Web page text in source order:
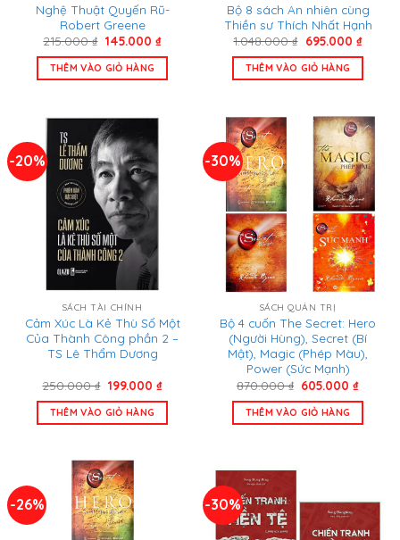
Nghệ Thuật Quyến Rũ-
Robert Greene
215.000₫ Giá
là:
215.000 ₫.
145.000 ₫Giá
tại
THÊM VÀO GIỎ HÀNG
Bộ 8 sách An nhiên cùng
Thiền sư Thích Nhất Hạnh
1.048.000₫ Giá
là:
1.048.000 ₫.
695.000 ₫Giá
tại
THÊM VÀO GIỎ HÀNG
-20%
SÁCH TÀI CHÍNH
Cảm Xúc Là Kẻ Thù Số Một
Của Thành Công phần 2 –
TS Lê Thẩm Dương
250.000₫ Giá
là:
250.000 ₫.
199.000 ₫Giá
tại
THÊM VÀO GIỎ HÀNG
-30%
SÁCH QUẢN TRỊ
Bộ 4 cuốn The Secret: Hero
(Người Hùng), Secret (Bí
Mật), Magic (Phép Màu),
Power (Sức Mạnh)
870.000₫ Giá
là:
870.000 ₫.
605.000₫Giá
tại
THÊM VÀO GIỎ HÀNG
-26% -30%